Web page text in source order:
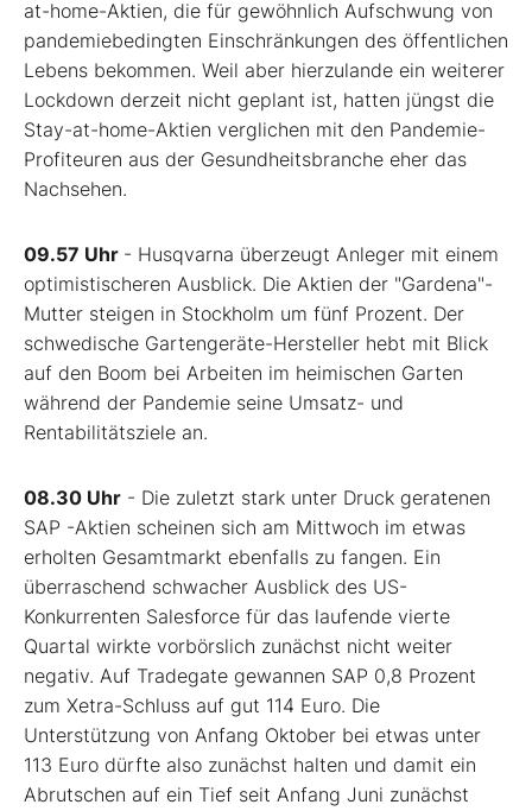
at-home-Aktien, die für gewöhnlich Aufschwung von
pandemiebedingten Einschränkungen des öffentlichen
Lebens bekommen. Weil aber hierzulande ein weiterer
Lockdown derzeit nicht geplant ist, hatten jüngst die
Stay-at-home-Aktien verglichen mit den Pandemie-
Profiteuren aus der Gesundheitsbranche eher das
Nachsehen.
09.57 Uhr - Husqvarna überzeugt Anleger mit einem
optimistischeren Ausblick. Die Aktien der "Gardena"-
Mutter steigen in Stockholm um fünf Prozent. Der
schwedische Gartengeräte-Hersteller hebt mit Blick
auf den Boom bei Arbeiten im heimischen Garten
während der Pandemie seine Umsatz- und
Rentabilitätsziele an.
08.30 Uhr - Die zuletzt stark unter Druck geratenen
SAP -Aktien scheinen sich am Mittwoch im etwas
erholten Gesamtmarkt ebenfalls zu fangen. Ein
überraschend schwacher Ausblick des US-
Konkurrenten Salesforce für das laufende vierte
Quartal wirkte vorbörslich zunächst nicht weiter
negativ. Auf Tradegate gewannen SAP 0,8 Prozent
zum Xetra-Schluss auf gut 114 Euro. Die
Unterstützung von Anfang Oktober bei etwas unter
113 Euro dürfte also zunächst halten und damit ein
Abrutschen auf ein Tief seit Anfang Juni zunächst